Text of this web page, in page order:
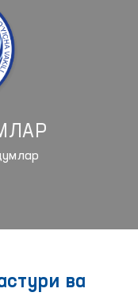
ва